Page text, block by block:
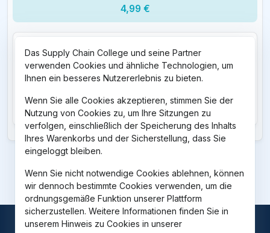
4,99 €
Was Sie erhalten:
EInen 1 Meter Kunststoff-Gliedermaßstab in den
Maßen 126 x 25 mm
© 2026Supply Chain College
Das Supply Chain College und seine Partner
verwenden Cookies und ähnliche Technologien, um
Ihnen ein besseres Nutzererlebnis zu bieten.
Wenn Sie alle Cookies akzeptieren, stimmen Sie der
Nutzung von Cookies zu, um Ihre Sitzungen zu
verfolgen, einschließlich der Speicherung des Inhalts
Ihres Warenkorbs und der Sicherstellung, dass Sie
eingeloggt bleiben.
Wenn Sie nicht notwendige Cookies ablehnen, können
wir dennoch bestimmte Cookies verwenden, um die
ordnungsgemäße Funktion unserer Plattform
sicherzustellen. Weitere Informationen finden Sie in
unserem Hinweis zu Cookies in unserer